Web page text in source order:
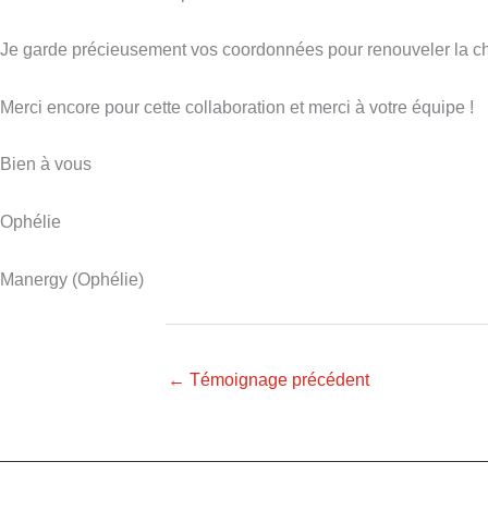
Je garde précieusement vos coordonnées pour renouveler la
Merci encore pour cette collaboration et merci à votre équipe !
Bien à vous
Ophélie
Manergy (Ophélie)
← Témoignage précédent